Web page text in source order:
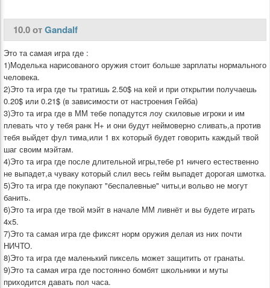
10.0 отGandalf
Это та самая игра где :
1)Моделька нарисованого оружия стоит больше зарплаты нормального
человека.
2)Это та игра где ты тратишь 2.50$ на кей и при открытии получаешь
0.20$ или 0.21$ (в зависимости от настроения Гейба)
3)Это та игра где в ММ тебе попадутся лоу скиловые игроки и им
плевать что у тебя ранк H+ и они будут неймоверно сливать,а против
тебя выйдет фул тима,или 1 вх который будет говорить каждый твой
шаг своим мэйтам.
4)Это та игра где после длительной игры,тебе р1 ничего естественно
не выпадет,а чуваку который слил весь гейм выпадет дорогая шмотка.
5)Это та игра где покупают "беспалевные" читы,и вольво не могут
банить.
6)Это та игра где твой мэйт в начале ММ ливнёт и вы будете играть
4х5.
7)Это та самая игра где фиксят норм оружия делая из них почти
НИЧТО.
8)Это та игра где маленький пиксель может защитить от гранаты.
9)Это та самая игра где постоянно бомбят школьники и муты
приходится давать пол часа.